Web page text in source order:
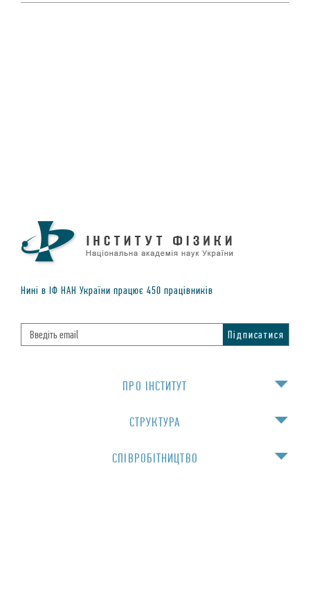
Нинi в IФ НАН України працює 450 працiвникiв
ПРО IНСТИТУТ
СТРУКТУРА
СПIВРОБIТНИЦТВО